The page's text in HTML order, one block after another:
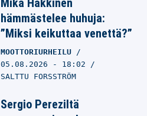
Mika Häkkinen
hämmästelee huhuja:
”Miksi keikuttaa venettä?”
MOOTTORIURHEILU
05.08.2026 - 18:02
SALTTU FORSSTRÖM
Sergio Pereziltä